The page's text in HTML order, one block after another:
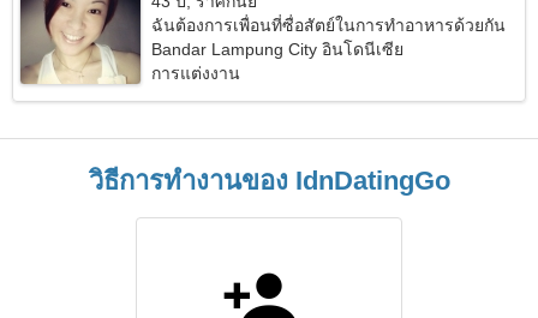
ฉันต้องการเพื่อนที่ซื่อสัตย์ในการทำอาหารด้วยกัน
Bandar Lampung City อินโดนีเซีย
การแต่งงาน
วิธีการทำงานของ IdnDatingGo